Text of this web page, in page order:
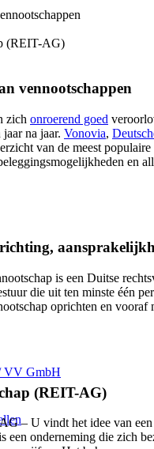
VV GmbH
(REIT-AG)
vennootschappen
zich onroerend goed
na jaar. Vonovia,
van de meest
en
is een Duitse
die uit ten minste één
oprichten en
(REIT-AG)
– U vindt het idee van
een onderneming die zich